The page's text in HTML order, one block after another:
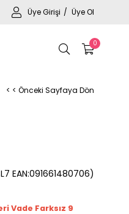
Üye Girişi Üye Ol
0
< < Önceki Sayfaya Dön
EAN:091661480706)
Vade Farksız 9